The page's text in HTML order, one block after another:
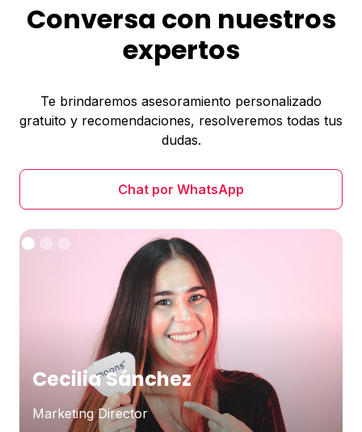
Conversa con nuestros
expertos
Te brindaremos asesoramiento personalizado
gratuito y recomendaciones, resolveremos todas tus
dudas.
Chat por WhatsApp
Cecilia Sánchez
Marketing Director